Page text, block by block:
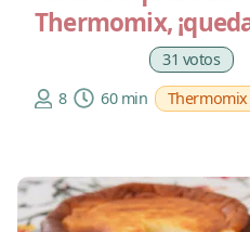
Thermomix,
31 votos
8
60 min Thermomix